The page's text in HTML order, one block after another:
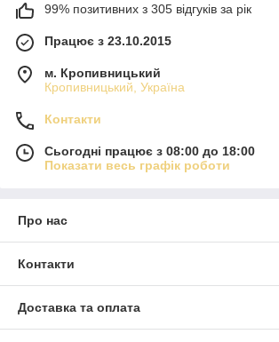
99% позитивних з 305 відгуків за рік
Працює з 23.10.2015
м. Кропивницький
Кропивницький, Україна
Контакти
Сьогодні працює з 08:00 до 18:00
Показати весь графік роботи
Про нас
Контакти
Доставка та оплата